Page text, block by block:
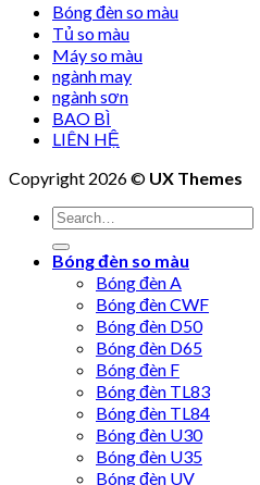
Bóng đèn so màu
Tủ so màu
Máy so màu
ngành may
ngành sơn
BAO BÌ
LIÊN HỆ
Copyright 2026 © UX Themes
Bóng đèn so màu
Bóng đèn A
Bóng đèn CWF
Bóng đèn D50
Bóng đèn D65
Bóng đèn F
Bóng đèn TL83
Bóng đèn TL84
Bóng đèn U30
Bóng đèn U35
Bóng đèn UV